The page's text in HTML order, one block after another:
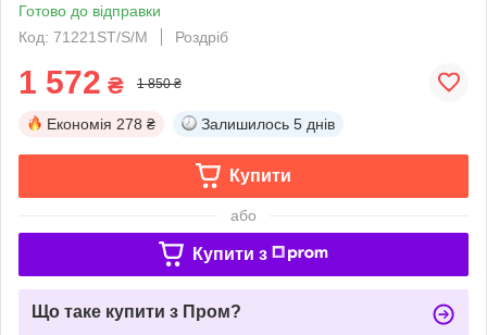
Готово до відправки
Код: 71221ST/S/M
Роздріб
1 572 ₴ 1 850 ₴
Економія 278 ₴ Залишилось 5 днів
Купити
або
Купити з
Що таке купити з Пром?